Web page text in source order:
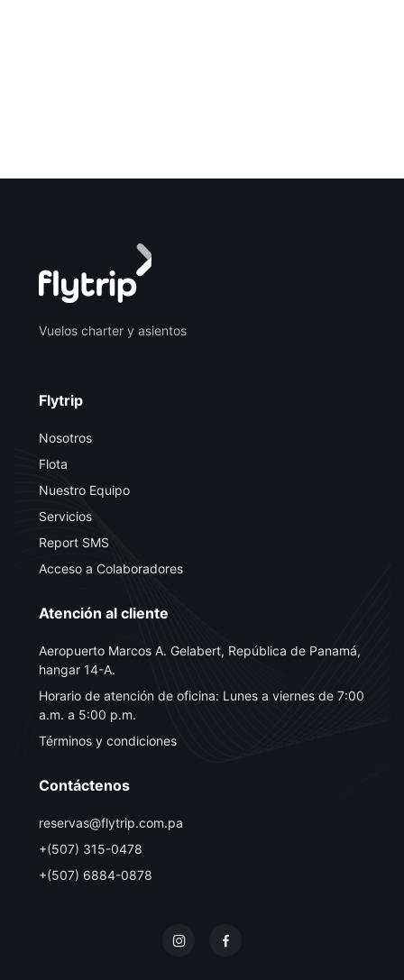
Vuelos charter y asientos
Flytrip
Nosotros
Flota
Nuestro Equipo
Servicios
Report SMS
Acceso a Colaboradores
Atención al cliente
Aeropuerto Marcos A. Gelabert, República de Panamá,
hangar 14-A.
Horario de atención de oficina: Lunes a viernes de 7:00
a.m. a 5:00 p.m.
Términos y condiciones
Contáctenos
reservas@flytrip.com.pa
+(507) 315-0478
+(507) 6884-0878